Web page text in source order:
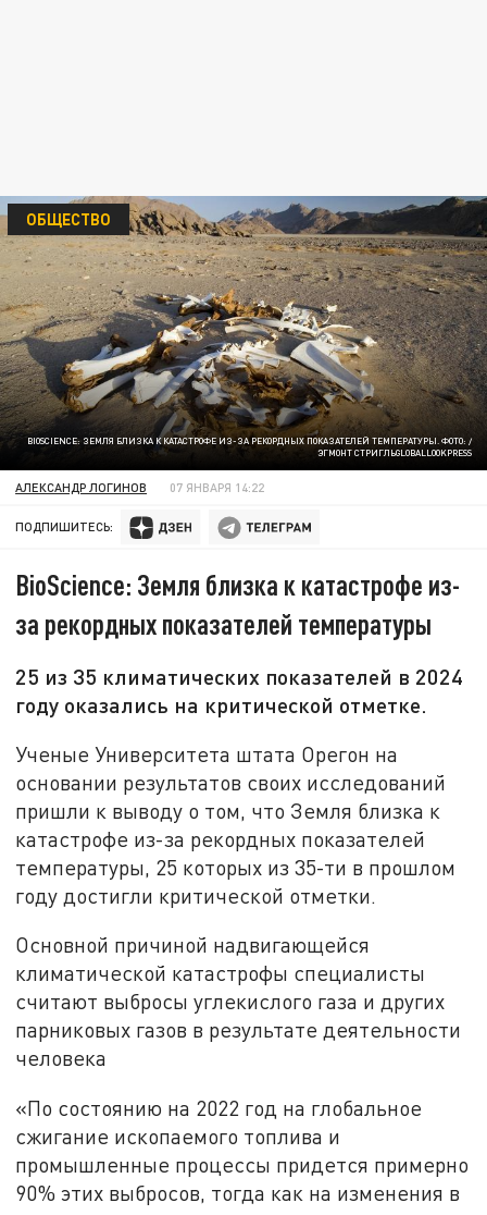
BIOSCIENCE: ЗЕМЛЯ БЛИЗКА К КАТАСТРОФЕ ИЗ-ЗА РЕКОРДНЫХ ПОКАЗАТЕЛЕЙ ТЕМПЕРАТУРЫ. ФОТО: /
ЭГМОНТ СТРИГЛЬGLOBALLOOKPRESS
ОБЩЕСТВО
АЛЕКСАНДР ЛОГИНОВ 07 ЯНВАРЯ 14:22
ПОДПИШИТЕСЬ:
BioScience: Земля близка к катастрофе из-
за рекордных показателей температуры
25 из 35 климатических показателей в 2024
году оказались на критической отметке.
Ученые Университета штата Орегон на
основании результатов своих исследований
пришли к выводу о том, что Земля близка к
катастрофе из-за рекордных показателей
температуры, 25 которых из 35-ти в прошлом
году достигли критической отметки.
Основной причиной надвигающейся
климатической катастрофы специалисты
считают выбросы углекислого газа и других
парниковых газов в результате деятельности
человека
«По состоянию на 2022 год на глобальное
сжигание ископаемого топлива и
промышленные процессы придется примерно
90% этих выбросов, тогда как на изменения в